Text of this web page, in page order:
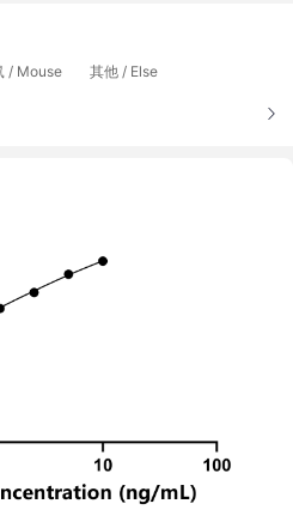
/ Mouse 其他 / Else